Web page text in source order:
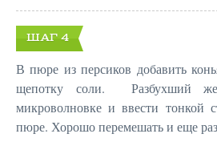
ШАГ 4
В пюре из персиков добавить
щепотку соли. Разбухший
микроволновке и ввести тонкой
пюре. Хорошо перемешать и еще раз